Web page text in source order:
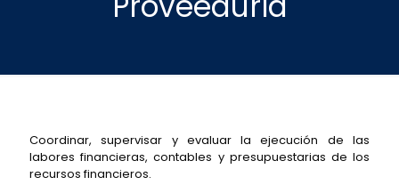
Coordinar, supervisar y evaluar la ejecución de las
labores financieras, contables y presupuestarias de los
recursos financieros.